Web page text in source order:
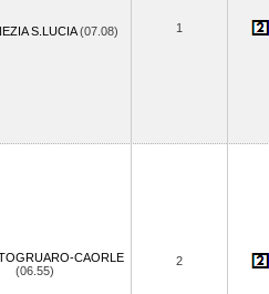
S.LUCIA(07.08) 1
CAORLE
(06.55)
2